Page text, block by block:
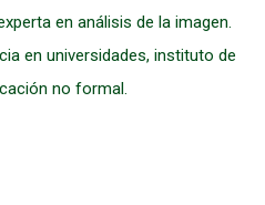
en análisis de la imagen.
en universidades, instituto de
no formal.